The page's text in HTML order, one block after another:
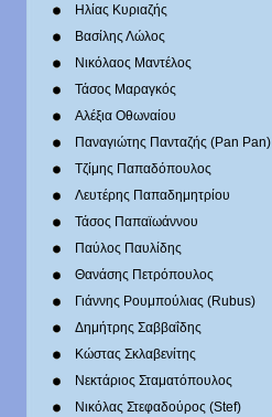
Ηλίας Κυριαζής
Βασίλης Λώλος
Νικόλαος Μαντέλος
Τάσος Μαραγκός
Αλέξια Οθωναίου
Παναγιώτης Πανταζής (Pan Pan)
Τζίμης Παπαδόπουλος
Λευτέρης Παπαδημητρίου
Τάσος Παπαϊωάννου
Παύλος Παυλίδης
Θανάσης Πετρόπουλος
Γιάννης Ρουμπούλιας (Rubus)
Δημήτρης Σαββαΐδης
Κώστας Σκλαβενίτης
Νεκτάριος Σταματόπουλος
Νικόλας Στεφαδούρος (Stef)